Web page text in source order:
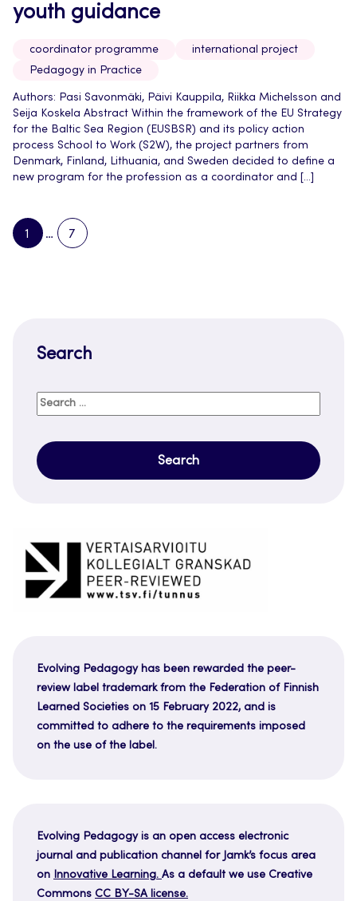
youth guidance
coordinator programme
international project
Pedagogy in Practice
Authors: Pasi Savonmäki, Päivi Kauppila, Riikka Michelsson and
Seija Koskela Abstract Within the framework of the EU Strategy
for the Baltic Sea Region (EUSBSR) and its policy action
process School to Work (S2W), the project partners from
Denmark, Finland, Lithuania, and Sweden decided to define a
new program for the profession as a coordinator and […]
PAGE
1
…
PAGE
7
Search
Search
Evolving Pedagogy has been rewarded the peer-
review label trademark from the Federation of Finnish
Learned Societies on 15 February 2022, and is
committed to adhere to the requirements imposed
on the use of the label.
Evolving Pedagogy is an open access electronic
journal and publication channel for Jamk’s focus area
on Innovative Learning. As a default we use Creative
Commons CC BY-SA license.